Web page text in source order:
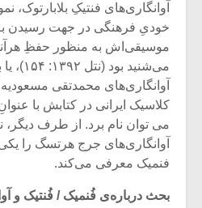
آوانگاری‌های فنتیکِ بلابارتوک،
خودیِ فرهنگی در جهت رسیدن
موسیقی‌اش به منظور حفظِ
می‌شنید
آوانگاری‌های محمد‌تقی
کلاسیک ایرانی در کتابش با
آوانگاری‌های جرج هرتسگ را یکی
فنمیک معرفی می‌کند.
بحث درباره‌ی فُنمیک / فُنتیک و